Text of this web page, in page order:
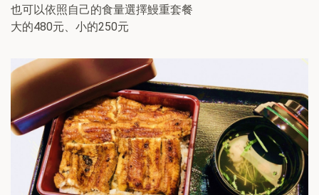
也可以依照自己的食量選擇鰻重套餐
大的480元、小的250元